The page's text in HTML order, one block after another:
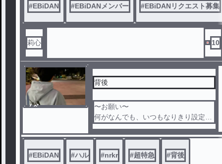
#EBiDAN #EBiDANメンバー #EBiDANリクエスト募集
莉心 10
ノベ
背後
〜お願い〜
何がなんでも、いつもなりきり設定な
ので
ハルくんとかって呼んでください！！
#EBiDAN #ハル #nrkr #超特急 #背後